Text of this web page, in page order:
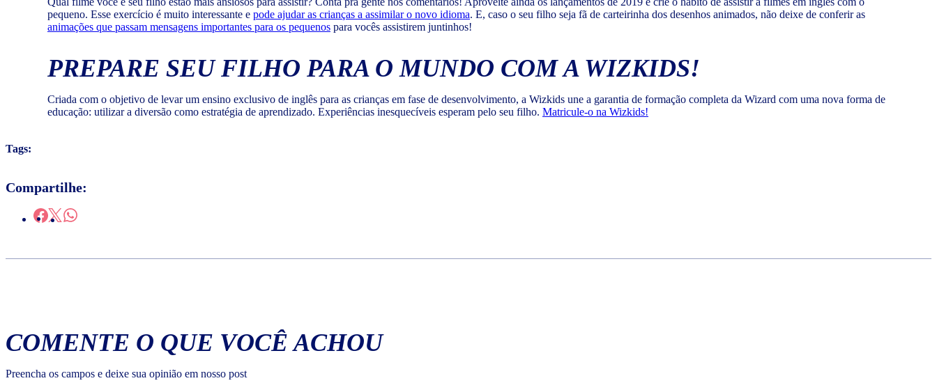
pequeno. Esse exercício é muito interessante e pode ajudar as crianças a assimilar o novo idioma. E, caso o seu filho seja fã de carteirinha dos desenhos animados, não deixe de conferir as
animações que passam mensagens importantes para os pequenos para vocês assistirem juntinhos!
PREPARE SEU FILHO PARA O MUNDO COM A WIZKIDS!
Criada com o objetivo de levar um ensino exclusivo de inglês para as crianças em fase de desenvolvimento, a Wizkids une a garantia de formação completa da Wizard com uma nova forma de
educação: utilizar a diversão como estratégia de aprendizado. Experiências inesquecíveis esperam pelo seu filho. Matricule-o na Wizkids!
Tags:
Compartilhe:
COMENTE O QUE VOCÊ ACHOU
Preencha os campos e deixe sua opinião em nosso post